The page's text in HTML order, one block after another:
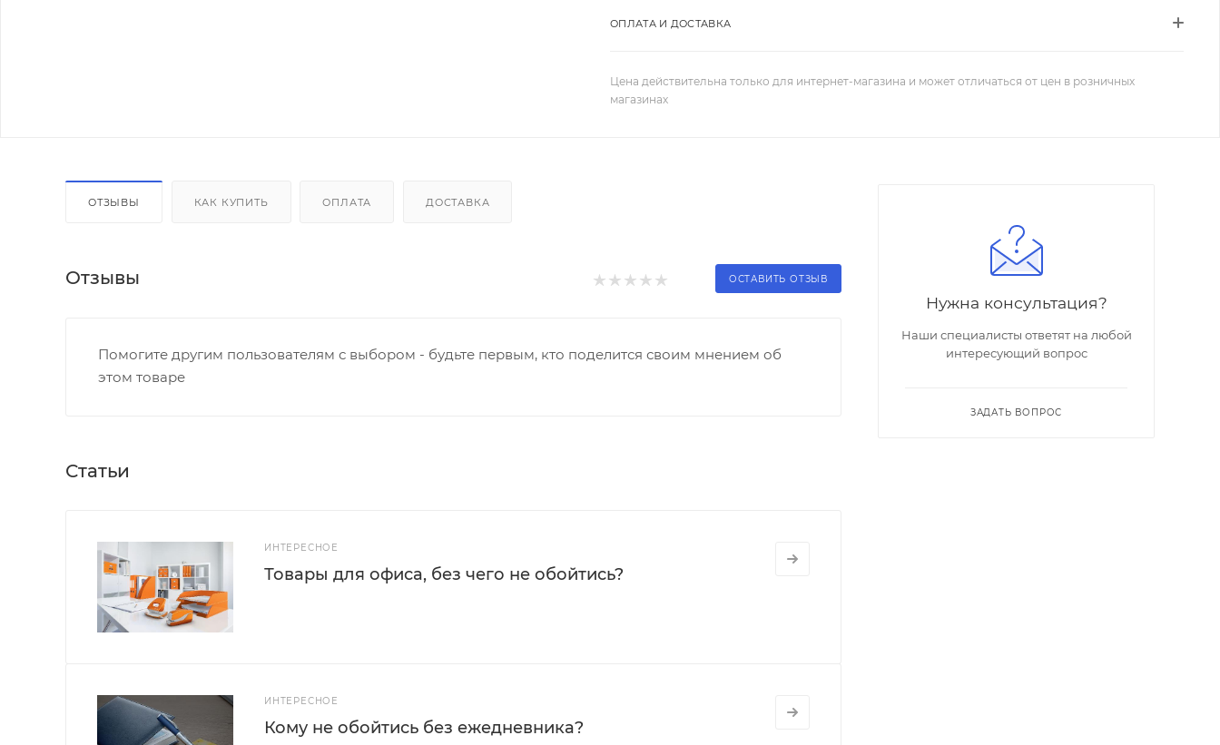
ОПЛАТА И ДОСТАВКА
Цена действительна только для интернет-магазина и может отличаться от цен в розничных
магазинах
ОТЗЫВЫ КАК КУПИТЬ ОПЛАТА ДОСТАВКА
Отзывы ОСТАВИТЬ ОТЗЫВ
Помогите другим пользователям с выбором - будьте первым, кто поделится своим мнением об
этом товаре
Статьи
ИНТЕРЕСНОЕ
Товары для офиса, без чего не обойтись?
ИНТЕРЕСНОЕ
Кому не обойтись без ежедневника?
Нужна консультация?
Наши специалисты ответят на любой
интересующий вопрос
ЗАДАТЬ ВОПРОС